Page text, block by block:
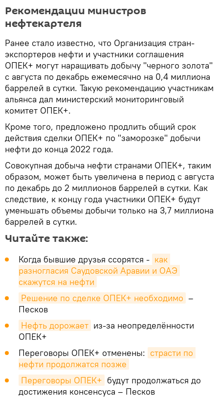
Рекомендации министров
нефтекартеля
Ранее стало известно, что Организация стран-
экспортеров нефти и участники соглашения
ОПЕК+ могут наращивать добычу "черного золота"
с августа по декабрь ежемесячно на 0,4 миллиона
баррелей в сутки. Такую рекомендацию участникам
альянса дал министерский мониторинговый
комитет ОПЕК+.
Кроме того, предложено продлить общий срок
действия сделки ОПЕК+ по "заморозке" добычи
нефти до конца 2022 года.
Совокупная добыча нефти странами ОПЕК+, таким
образом, может быть увеличена в период с августа
по декабрь до 2 миллионов баррелей в сутки. Как
следствие, к концу года участники ОПЕК+ будут
уменьшать объемы добычи только на 3,7 миллиона
баррелей в сутки.
Читайте также:
Когда бывшие друзья ссорятся - как
разногласия Саудовской Аравии и ОАЭ
скажутся на нефти
Решение по сделке ОПЕК+ необходимо –
Песков
Нефть дорожает из-за неопределённости
ОПЕК+
Переговоры ОПЕК+ отменены: страсти по
нефти продолжатся позже
Переговоры ОПЕК+ будут продолжаться до
достижения консенсуса – Песков